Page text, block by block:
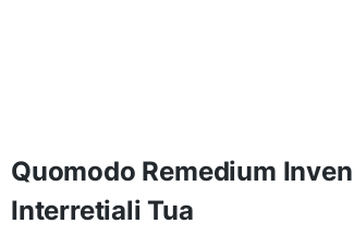
Quomodo Remedium
Interretiali Tua